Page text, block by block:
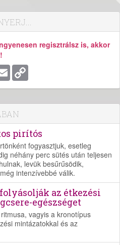
regisztrálsz is, akkor
Email
pirítós
fogyasztjuk, esetleg
néhány perc sütés után teljesen
levük besűrűsödik,
intenzívebbé válik.
az étkezési
egészséget
vagyis a kronotípus
mintázatokkal és az